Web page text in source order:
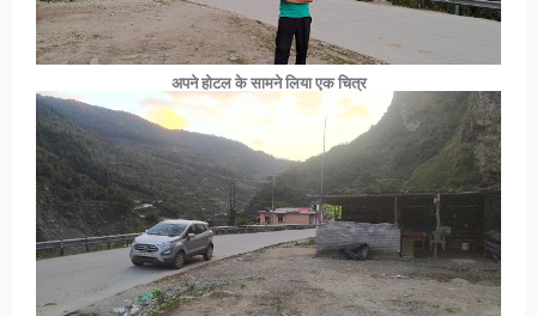
अपने होटल के सामने लिया एक चित्र